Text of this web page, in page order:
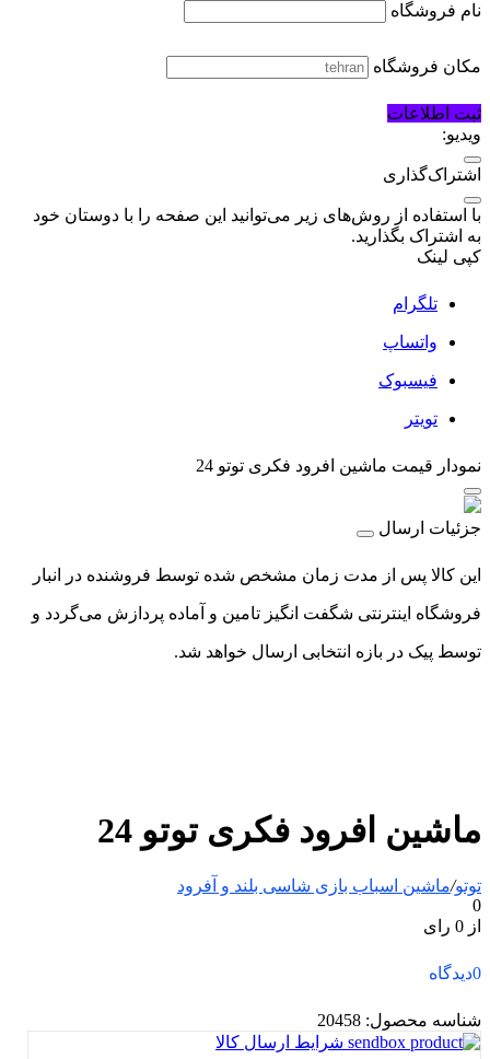
نام فروشگاه
مکان فروشگاه
ثبت اطلاعات
ویدیو:
اشتراک‌گذاری
با استفاده از روش‌های زیر می‌توانید این صفحه را با دوستان خود
به اشتراک بگذارید.
کپی لینک
تلگرام
واتساپ
فیسبوک
تویتر
نمودار قیمت ماشین افرود فکری توتو 24
جزئیات ارسال
این کالا پس از مدت زمان مشخص شده توسط فروشنده در انبار
فروشگاه اینترنتی شگفت انگیز تامین و آماده پردازش می‌گردد و
توسط پیک در بازه انتخابی ارسال خواهد شد.
ماشین افرود فکری توتو 24
توتو/ماشین اسباب بازی شاسی بلند و آفرود
0
از 0 رای
0دیدگاه
شناسه محصول: 20458
شرایط ارسال کالا